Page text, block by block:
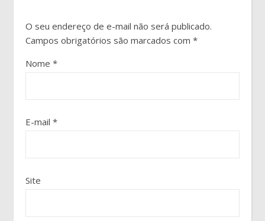
O seu endereço de e-mail não será publicado.
Campos obrigatórios são marcados com *
Nome *
E-mail *
Site